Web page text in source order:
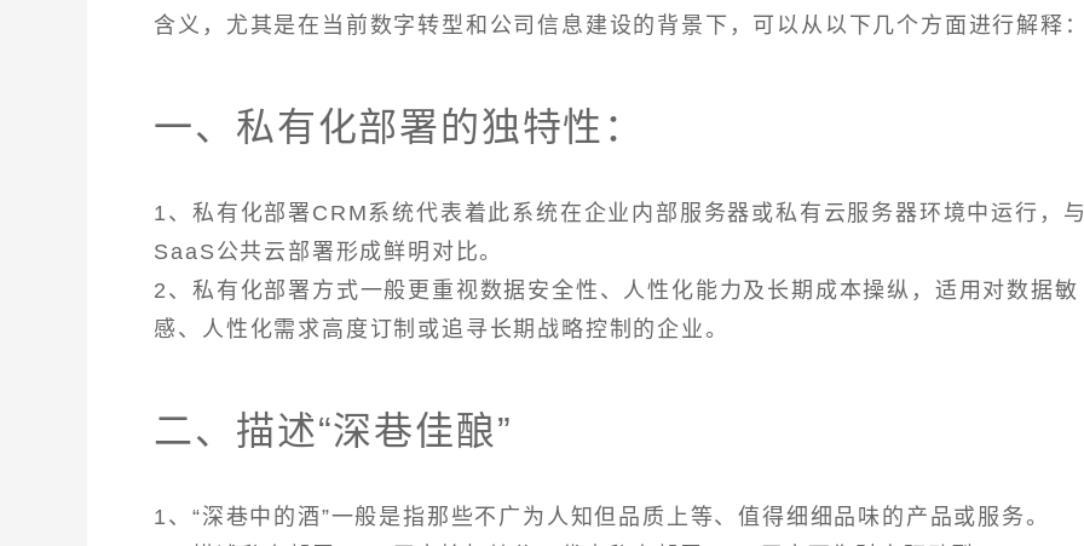
含义，尤其是在当前数字转型和公司信息建设的背景下，可以从以下几个方面进行解释：
一、私有化部署的独特性：
1、私有化部署CRM系统代表着此系统在企业内部服务器或私有云服务器环境中运行，与
SaaS公共云部署形成鲜明对比。
2、私有化部署方式一般更重视数据安全性、人性化能力及长期成本操纵，适用对数据敏
感、人性化需求高度订制或追寻长期战略控制的企业。
二、描述“深巷佳酿”
1、“深巷中的酒”一般是指那些不广为人知但品质上等、值得细细品味的产品或服务。